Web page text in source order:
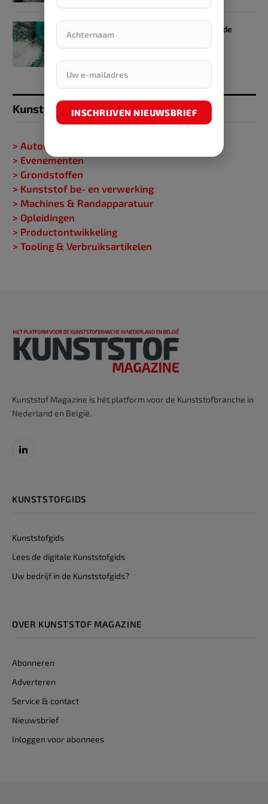
€ 17 miljoen voor vier projecten in de
7 mei 2024
Kunststofgids
> Automatisering
> Evenementen
> Grondstoffen
> Kunststof be- en verwerking
> Machines & Randapparatuur
> Opleidingen
> Productontwikkeling
> Tooling & Verbruiksartikelen
Kunststof Magazine is hét platform voor de Kunststofbranche in
Nederland en België.
LinkedIn
KUNSTSTOFGIDS
Kunststofgids
Lees de digitale Kunststofgids
Uw bedrijf in de Kunststofgids?
OVER KUNSTSTOF MAGAZINE
Abonneren
Adverteren
Service & contact
Nieuwsbrief
Inloggen voor abonnees
INSCHRIJVEN NIEUWSBRIEF